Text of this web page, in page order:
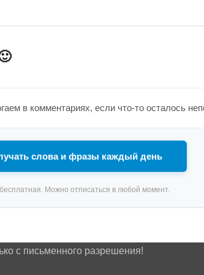
в комментариях, если что-то осталось
слова и фразы каждый день
Можно отписаться в любой момент.
с письменного разрешения!